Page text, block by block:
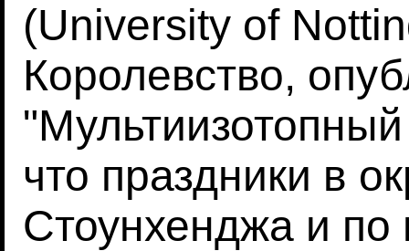
(University of
Королевство,
что праздники в
Стоунхенджа и по